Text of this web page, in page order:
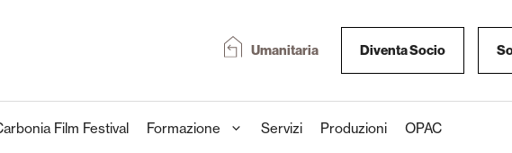
Umanitaria Diventa Socio
Film Festival Formazione Servizi Produzioni OPAC